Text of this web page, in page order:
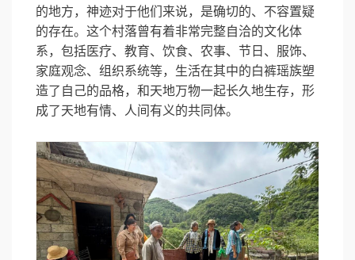
的地方，神迹对于他们来说，是确切的、不容置疑
的存在。这个村落曾有着非常完整自洽的文化体
系，包括医疗、教育、饮食、农事、节日、服饰、
家庭观念、组织系统等，生活在其中的白裤瑶族塑
造了自己的品格，和天地万物一起长久地生存，形
成了天地有情、人间有义的共同体。